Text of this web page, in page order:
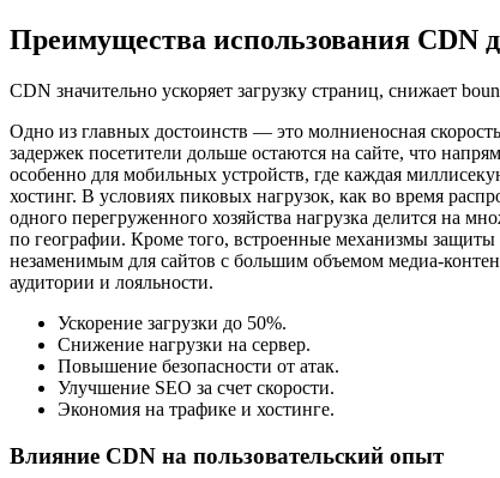
Преимущества использования CDN
CDN значительно ускоряет загрузку страниц, снижает
Одно из главных достоинств — это молниеносная
задержек посетители дольше остаются на сайте, что
особенно для мобильных устройств, где каждая
хостинг. В условиях пиковых нагрузок, как во время
одного перегруженного хозяйства нагрузка делится на
по географии. Кроме того, встроенные механизмы
незаменимым для сайтов с большим объемом медиа-
аудитории и лояльности.
Ускорение загрузки до 50%.
Снижение нагрузки на сервер.
Повышение безопасности от атак.
Улучшение SEO за счет скорости.
Экономия на трафике и хостинге.
Влияние CDN на пользовательский опыт